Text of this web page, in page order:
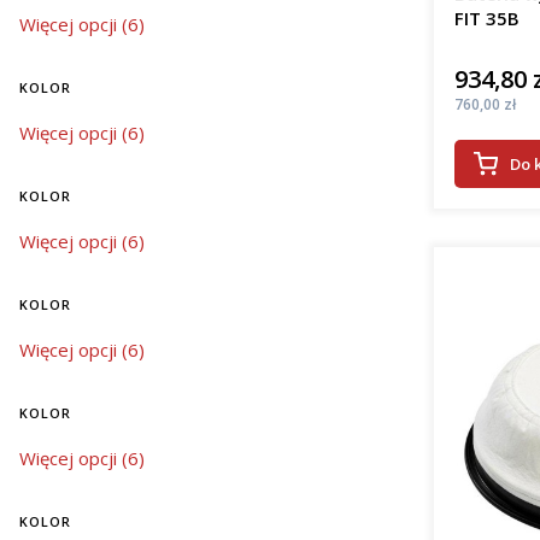
kolor
Więcej opcji (6)
KOLOR
kolor
Więcej opcji (6)
KOLOR
kolor
Więcej opcji (6)
KOLOR
kolor
Więcej opcji (6)
KOLOR
kolor
Więcej opcji (6)
KOLOR
FIT 35B
Cena
934,80
Cena
760,00 zł
Do